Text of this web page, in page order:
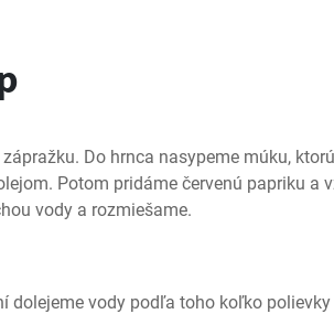
Do hrnca nasypeme múku,
Potom pridáme červenú papriku a
vody a rozmiešame.
dolejeme vody podľa toho koľko